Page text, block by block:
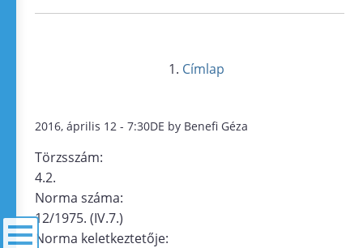
Címlap
2016, április 12 - 7:30DE by Benefi Géza
Törzsszám:
4.2.
Norma száma:
12/1975. (IV.7.)
Norma keletkeztetője: